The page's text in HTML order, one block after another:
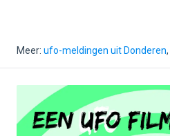
Meer: ufo-meldingen uit Donderen,